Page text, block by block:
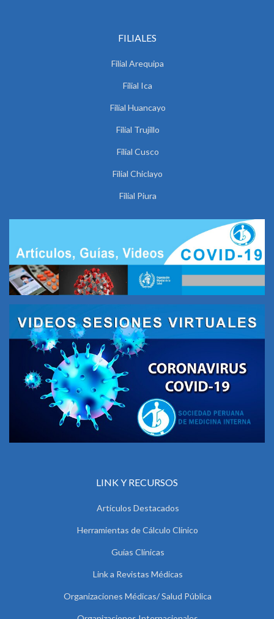
FILIALES
Filial Arequipa
Filial Ica
Filial Huancayo
Filial Trujillo
Filial Cusco
Filial Chiclayo
Filial Piura
LINK Y RECURSOS
Artículos Destacados
Herramientas de Cálculo Clínico
Guías Clínicas
Link a Revistas Médicas
Organizaciones Médicas/ Salud Pública